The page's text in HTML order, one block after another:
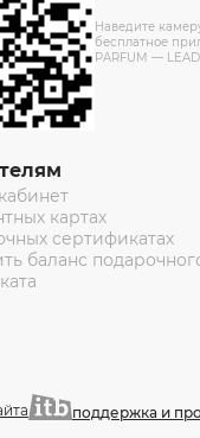
Наведите
бесплатное
PARFUM —
картах
сертификатах
баланс
поддержка и